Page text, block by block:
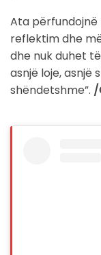
Ata
reflektim dhe
dhe nuk duhet
asnjë loje, asnjë
shëndetshme”. /